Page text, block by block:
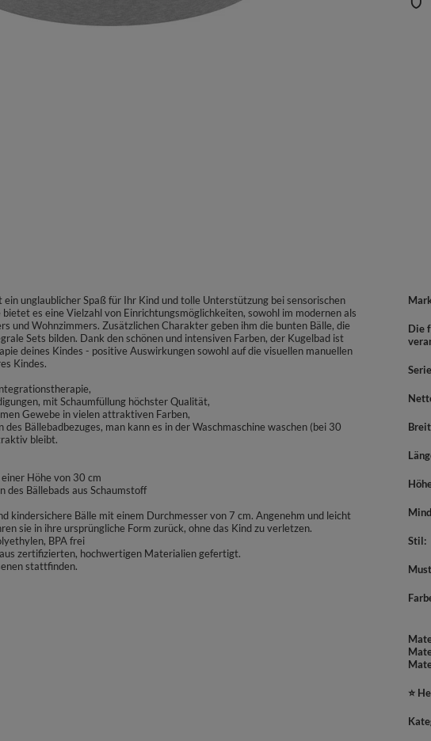
unglaublicher Spaß für Ihr Kind und tolle Unterstützung bei sensorischen
es eine Vielzahl von Einrichtungsmöglichkeiten, sowohl im modernen als
und Wohnzimmers. Zusätzlichen Charakter geben ihm die bunten Bälle, die
Sets bilden. Dank den schönen und intensiven Farben, der Kugelbad ist
deines Kindes - positive Auswirkungen sowohl auf die visuellen manuellen
Kindes.
mit Schaumfüllung höchster Qualität,
Gewebe in vielen attraktiven Farben,
Bällebadbezuges, man kann es in der Waschmaschine waschen (bei 30
bleibt.
Höhe von 30 cm
des Bällebads aus Schaumstoff
kindersichere Bälle mit einem Durchmesser von 7 cm. Angenehm und leicht
sie in ihre ursprüngliche Form zurück, ohne das Kind zu verletzen.
BPA frei
zertifizierten, hochwertigen Materialien gefertigt.
stattfinden.
Die
Serie
Stil
⭐